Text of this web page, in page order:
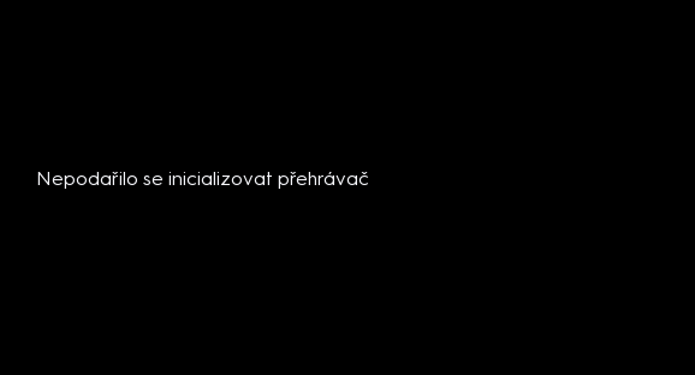
Nepodařilo se inicializovat přehrávač